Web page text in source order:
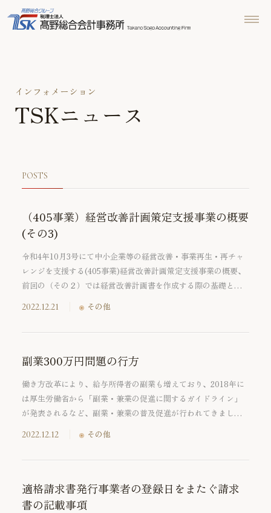
インフォメーション
TSKニュース
POSTS
（405事業）経営改善計画策定支援事業の概要
(その3)
2022.12.21 その他
令和4年10月3号にて中小企業等の経営改善・事業再生・再チャ
レンジを支援する(405事業)経営改善計画策定支援事業の概要、
前回の（その２）では経営改善計画書を作成する際の基礎とな
介いたしました。今回の（その３）では現状把握の次のフェー
「計画策定支援及び伴走支援における着眼点」を基にご紹介い
副業300万円問題の行方
2022.12.12 その他
働き方改革により、給与所得者の副業も増えており、2018年に
は厚生労働省から「副業・兼業の促進に関するガイドライン」
が発表されるなど、副業・兼業の普及促進が行われてきまし
ます。国税庁は2022年10月７日に副業収入の所得区分等に関す
ついてご紹介いたします。
適格請求書発行事業者の登録日をまたぐ請求
書の記載事項